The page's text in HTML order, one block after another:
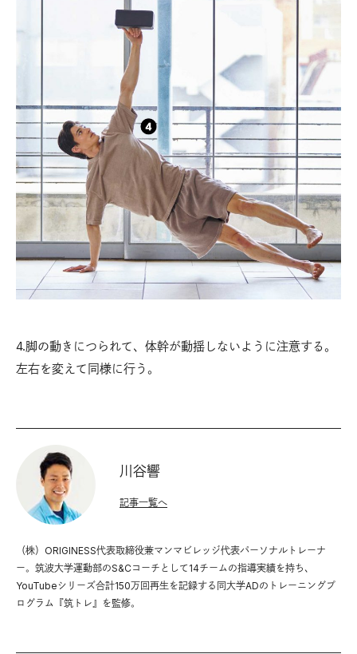
4.脚の動きにつられて、体幹が動揺しないように注意する。
左右を変えて同様に行う。
川谷響
（株）ORIGINESS代表取締役兼マンマビレッジ代表パーソナルトレーナ
ー。筑波大学運動部のS&Cコーチとして14チームの指導実績を持ち、
YouTubeシリーズ合計150万回再生を記録する同大学ADのトレーニングプ
ログラム『筑トレ』を監修。
記事一覧へ